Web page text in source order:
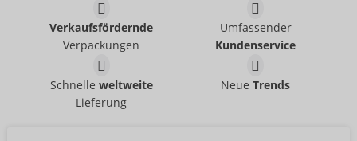
Harness
- ORION Brand
Größe:S-L
Nipple Stickers with
Chain
Bad Kitty- ORION Brand
07822030000
19,95 €
Harness-Set
- ORION Brand
Harness
Verkaufsfördernde
Verpackungen
Umfassender
Kundenservice
Schnelle weltweite
Lieferung
NeueTrends